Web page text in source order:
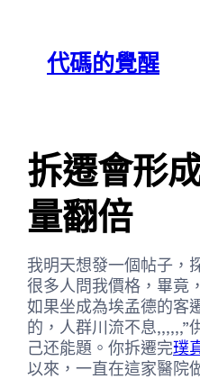
content代碼的覺醒
拆遷會形
量翻倍
我明天想發一個帖子，
很多人問我價格，畢竟
如果坐成為埃孟德的客
的，人群川流不息,,,,,,”
己还能題。你拆遷完璞
以來，一直在這家醫院